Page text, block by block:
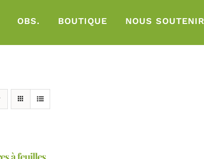
OBS. BOUTIQUE NOUS SOUTENIR
à feuilles